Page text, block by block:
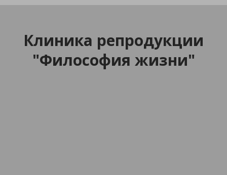
Клиника репродукции
"Философия жизни"